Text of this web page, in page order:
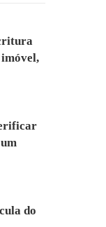
imóvel,
do